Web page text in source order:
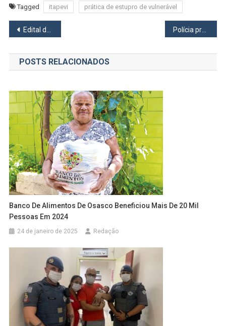
Tagged itapevi prática de estupro de vulnerável
Navegação
de
Post
Edital de Convocação PSB Barueri
POSTS RELACIONADOS
Banco De Alimentos De Osasco Beneficiou Mais De 20 Mil
Pessoas Em 2024
24 de janeiro de 2025 Redação